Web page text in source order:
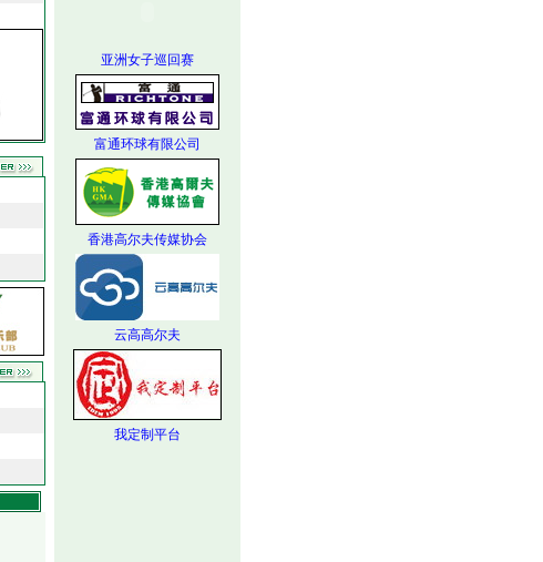
亚洲女子巡回赛
富通环球有限公司
香港高尔夫传媒协会
云高高尔夫
我定制平台